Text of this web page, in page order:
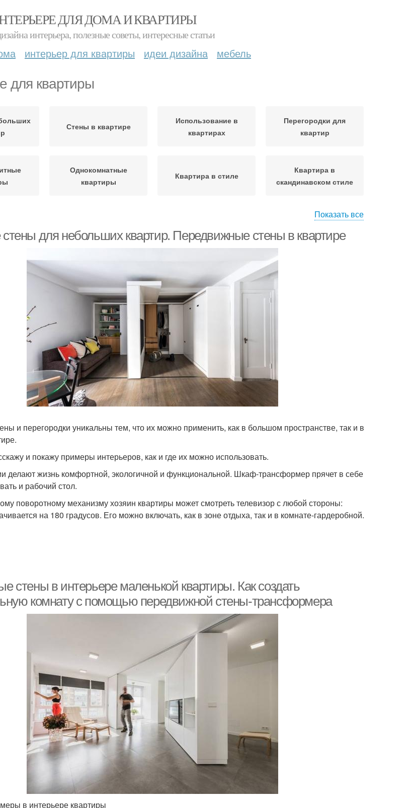
ДЛЯ ДОМА И КВАРТИРЫ
интерьера, полезные советы, интересные статьи
интерьер для квартиры идеи дизайна мебель
для квартиры
Стены в квартире
Использование в
квартирах
Перегородки для
квартир
Однокомнатные
квартиры
Квартира в стиле
Квартира в
скандинавском стиле
стиле
квартира
Показать все
для небольших квартир. Передвижные стены в квартире
и перегородки уникальны тем, что их можно применить, как в большом пространстве, так и в
и покажу примеры интерьеров, как и где их можно использовать.
делают жизнь комфортной, экологичной и функциональной. Шкаф-трансформер прячет в себе
и рабочий стол.
поворотному механизму хозяин квартиры может смотреть телевизор с любой стороны:
на 180 градусов. Его можно включать, как в зоне отдыха, так и в комнате-гардеробной.
стены в интерьере маленькой квартиры. Как создать
комнату с помощью передвижной стены-трансформера
в интерьере квартиры